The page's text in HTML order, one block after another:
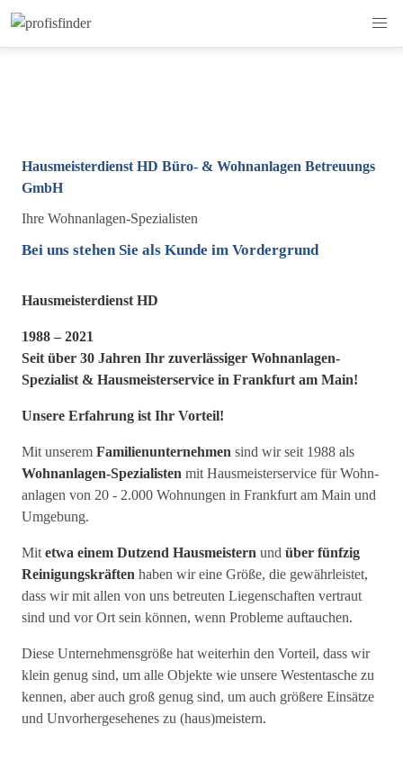
Hausmeisterdienst HD Büro- & Wohnanlagen Betreuungs
GmbH
Ihre Wohn­anlagen-Spezialisten
Bei uns stehen Sie als Kunde im Vorder­grund
Hausmeisterdienst HD
1988 – 2021
Seit über 30 Jahren Ihr zuver­lässiger Wohn­anlagen-
Spezia­list & Haus­meister­service in Frank­furt am Main!
Unsere Erfahrung ist Ihr Vorteil!
Mit unserem Familien­unter­nehmen sind wir seit 1988 als
Wohn­anlagen-Spezia­listen mit Haus­meister­service für Wohn­
anlagen von 20 - 2.000 Wohnungen in Frank­furt am Main und
Umgebung.
Mit etwa einem Dutzend Haus­meistern und über fünfzig
Reini­gungs­kräften haben wir eine Größe, die gewähr­leistet,
dass wir mit allen von uns betreuten Liegen­schaften vertraut
sind und vor Ort sein können, wenn Probleme auf­tauchen.
Diese Unter­nehmens­größe hat weiter­hin den Vorteil, dass wir
klein genug sind, um alle Objekte wie unsere Westen­tasche zu
kennen, aber auch groß genug sind, um auch größere Einsätze
und Un­vorher­gesehenes zu (haus)meistern.